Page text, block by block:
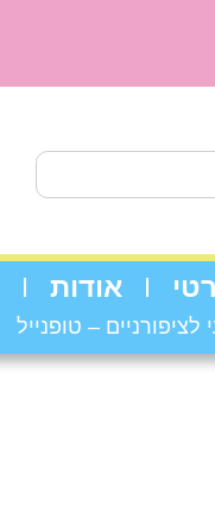
אודות
לציפורניים – טופנייל